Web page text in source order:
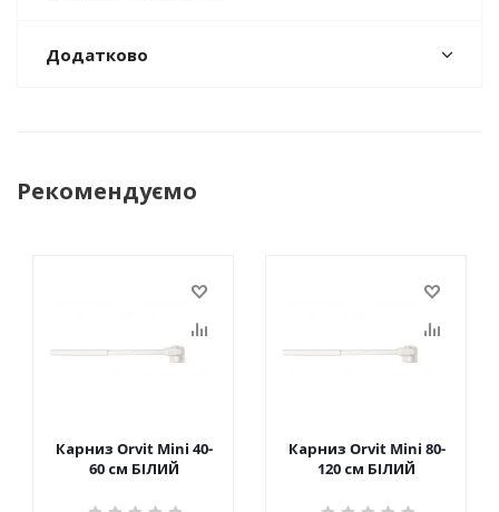
Додатково
Рекомендуємо
Карниз Orvit Mini 40-
60 см БІЛИЙ
Карниз Orvit Mini 80-
120 см БІЛИЙ